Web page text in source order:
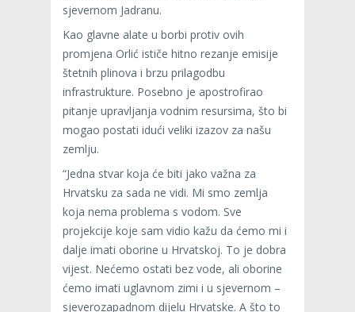
sjevernom Jadranu.
Kao glavne alate u borbi protiv ovih
promjena Orlić ističe hitno rezanje emisije
štetnih plinova i brzu prilagodbu
infrastrukture. Posebno je apostrofirao
pitanje upravljanja vodnim resursima, što bi
mogao postati idući veliki izazov za našu
zemlju.
“Jedna stvar koja će biti jako važna za
Hrvatsku za sada ne vidi. Mi smo zemlja
koja nema problema s vodom. Sve
projekcije koje sam vidio kažu da ćemo mi i
dalje imati oborine u Hrvatskoj. To je dobra
vijest. Nećemo ostati bez vode, ali oborine
ćemo imati uglavnom zimi i u sjevernom –
sjeverozapadnom dijelu Hrvatske. A što to